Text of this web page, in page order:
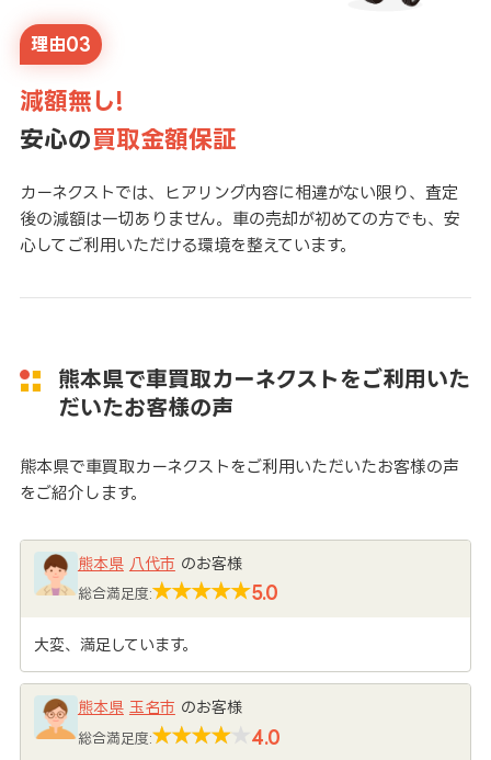
理由03
減額無し!
安心の買取金額保証
カーネクストでは、ヒアリング内容に相違がない限り、査定
後の減額は一切ありません。車の売却が初めての方でも、安
心してご利用いただける環境を整えています。
熊本県で車買取カーネクストをご利用いた
だいたお客様の声
熊本県で車買取カーネクストをご利用いただいたお客様の声
をご紹介します。
熊本県 八代市 のお客様
総合満足度: 5.0
大変、満足しています。
熊本県 玉名市 のお客様
総合満足度: 4.0